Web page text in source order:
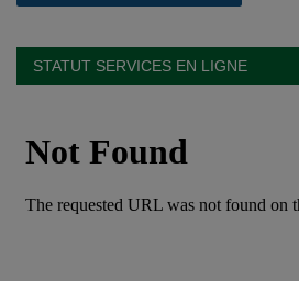
STATUT SERVICES EN LIGNE